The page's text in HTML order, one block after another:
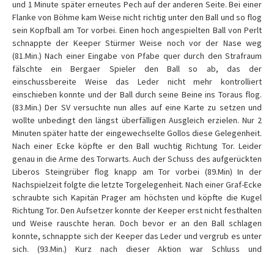
und 1 Minute später erneutes Pech auf der anderen Seite. Bei einer
Flanke von Böhme kam Weise nicht richtig unter den Ball und so flog
sein Kopfball am Tor vorbei. Einen hoch angespielten Ball von Perlt
schnappte der Keeper Stürmer Weise noch vor der Nase weg
(81.Min.) Nach einer Eingabe von Pfabe quer durch den Strafraum
fälschte ein Bergaer Spieler den Ball so ab, das der
einschussbereite Weise das Leder nicht mehr kontrolliert
einschieben konnte und der Ball durch seine Beine ins Toraus flog.
(83.Min.) Der SV versuchte nun alles auf eine Karte zu setzen und
wollte unbedingt den längst überfälligen Ausgleich erzielen. Nur 2
Minuten später hatte der eingewechselte Gollos diese Gelegenheit.
Nach einer Ecke köpfte er den Ball wuchtig Richtung Tor. Leider
genau in die Arme des Torwarts. Auch der Schuss des aufgerückten
Liberos Steingrüber flog knapp am Tor vorbei (89.Min) In der
Nachspielzeit folgte die letzte Torgelegenheit. Nach einer Graf-Ecke
schraubte sich Kapitän Prager am höchsten und köpfte die Kugel
Richtung Tor. Den Aufsetzer konnte der Keeper erst nicht festhalten
und Weise rauschte heran. Doch bevor er an den Ball schlagen
konnte, schnappte sich der Keeper das Leder und vergrub es unter
sich. (93.Min.) Kurz nach dieser Aktion war Schluss und